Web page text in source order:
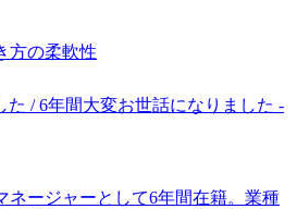
方の柔軟性
た / 6年間大変お世話になりました -
ネージャーとして6年間在籍。業種